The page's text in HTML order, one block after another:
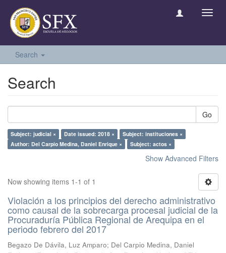
Search
Search
Go
Subject: judicial × Date issued: 2018 ×
Subject: instituciones ×
Author: Del Carpio Medina, Daniel Enrique ×
Subject: actos ×
Show Advanced Filters
Now showing items 1-1 of 1
Violación a los principios del derecho administrativo
como causal de la sobrecarga procesal judicial de la
Procuraduría Pública Regional de Arequipa en el
periodo febrero del 2017
Begazo De Dávila, Luz Amparo; Del Carpio Medina, Daniel